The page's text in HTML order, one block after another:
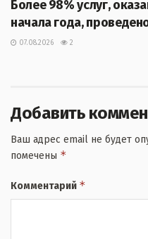
Более 98% услуг,
начала года,
07.08.2026 2
Добавить
Ваш адрес email не будет
помечены *
Комментарий *